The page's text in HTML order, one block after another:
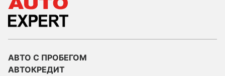
АВТО С ПРОБЕГОМ
АВТОКРЕДИТ